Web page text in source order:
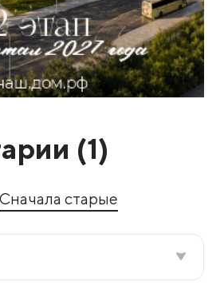
(1)
Сначала старые